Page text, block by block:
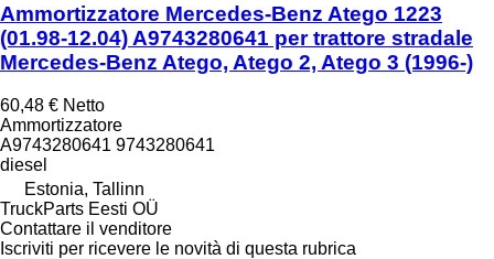
Ammortizzatore Mercedes-Benz Atego 1223
(01.98-12.04) A9743280641 per trattore stradale
Mercedes-Benz Atego, Atego 2, Atego 3 (1996-)
60,48 € Netto
Ammortizzatore
A9743280641 9743280641
diesel
Estonia, Tallinn
TruckParts Eesti OÜ
Contattare il venditore
Iscriviti per ricevere le novità di questa rubrica